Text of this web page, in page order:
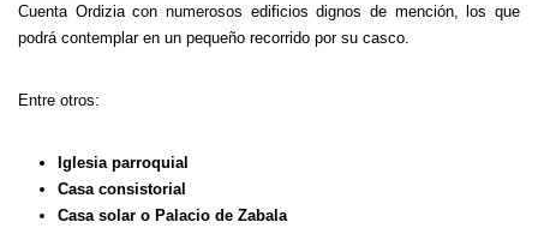
Cuenta Ordizia con numerosos edificios dignos de mención, los que
podrá contemplar en un pequeño recorrido por su casco.
Entre otros:
Iglesia parroquial
Casa consistorial
Casa solar o Palacio de Zabala